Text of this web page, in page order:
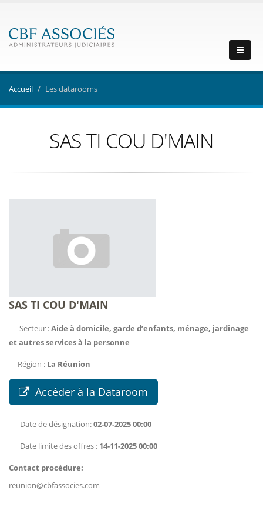
Accueil Les datarooms
SAS TI COU D'MAIN
SAS TI COU D'MAIN
Secteur :Aide à domicile, garde d’enfants, ménage, jardinage
et autres services à la personne
Région : La Réunion
Accéder à la Dataroom
Date de désignation:02-07-2025 00:00
Date limite des offres : 14-11-2025 00:00
Contact procédure:
reunion@cbfassocies.com